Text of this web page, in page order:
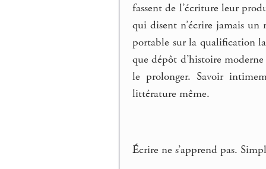
fassent de l’écriture leur
qui disent n’écrire jamais
portable sur la qualification
que dépôt d’histoire
le prolonger. Savoir
littérature même.
Écrire ne s’apprend pas.